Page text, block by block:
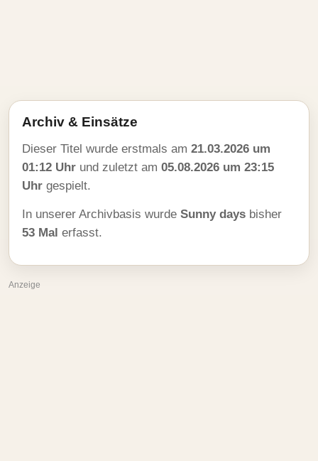
Archiv & Einsätze
Dieser Titel wurde erstmals am 21.03.2026 um
01:12 Uhr und zuletzt am 05.08.2026 um 23:15
Uhr gespielt.
In unserer Archivbasis wurde Sunny days bisher
53 Mal erfasst.
Anzeige